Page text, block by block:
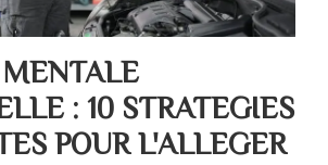
: 10 STRATEGIES
POUR L'ALLEGER